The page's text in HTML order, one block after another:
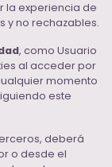
la experiencia de
y no rechazables.
, como Usuario
al acceder por
momento
este
deberá
o desde el